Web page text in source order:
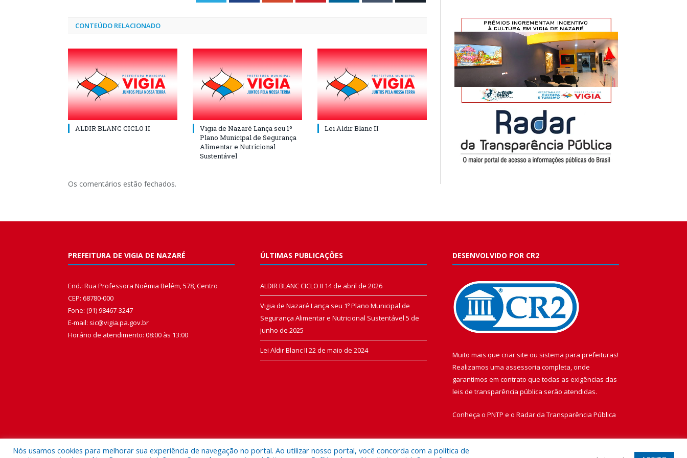
CONTEÚDO RELACIONADO
ALDIR BLANC CICLO II
Vigia de Nazaré Lança seu 1º
Plano Municipal de Segurança
Alimentar e Nutricional
Sustentável
Lei Aldir Blanc II
Os comentários estão fechados.
PREFEITURA DE VIGIA DE NAZARÉ
End.: Rua Professora Noêmia Belém, 578, Centro
CEP: 68780-000
Fone: (91) 98467-3247
E-mail: sic@vigia.pa.gov.br
Horário de atendimento: 08:00 às 13:00
ÚLTIMAS PUBLICAÇÕES
ALDIR BLANC CICLO II 14 de abril de 2026
Vigia de Nazaré Lança seu 1º Plano Municipal de
Segurança Alimentar e Nutricional Sustentável 5 de
junho de 2025
Lei Aldir Blanc II 22 de maio de 2024
DESENVOLVIDO POR CR2
Muito mais que criar site ou sistema para prefeituras!
Realizamos uma assessoria completa, onde
garantimos em contrato que todas as exigências das
leis de transparência pública serão atendidas.
Conheça o PNTP e o Radar da Transparência Pública
Nós usamos cookies para melhorar sua experiência de navegação no portal. Ao utilizar nosso portal, você concorda com a política de